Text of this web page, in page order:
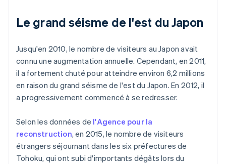
Le grand séisme de l'est du Japon
Jusqu'en 2010, le nombre de visiteurs au Japon avait
connu une augmentation annuelle. Cependant, en 2011,
il a fortement chuté pour atteindre environ 6,2 millions
en raison du grand séisme de l'est du Japon. En 2012, il
a progressivement commencé à se redresser.
Selon les données de l'Agence pour la
reconstruction, en 2015, le nombre de visiteurs
étrangers séjournant dans les six préfectures de
Tohoku, qui ont subi d'importants dégâts lors du